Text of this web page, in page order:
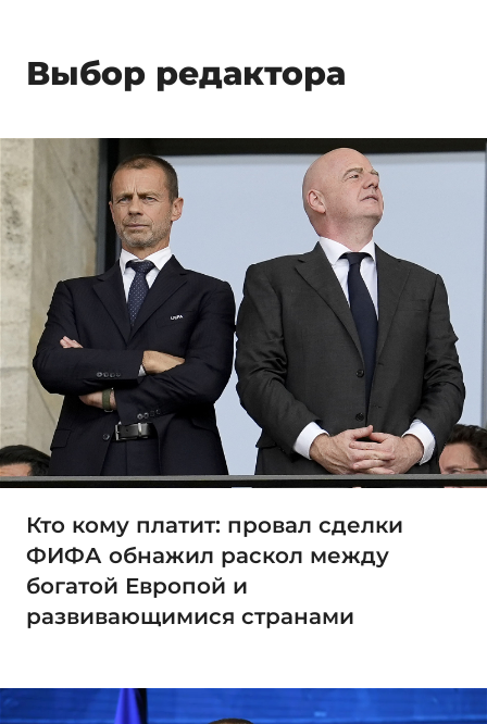
Выбор редактора
Кто кому платит: провал сделки
ФИФА обнажил раскол между
богатой Европой и
развивающимися странами